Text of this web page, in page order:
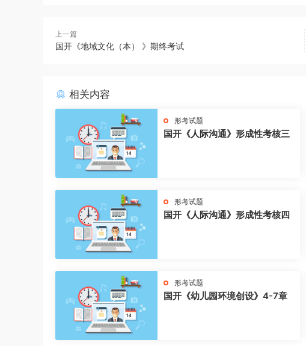
上一篇
国开《地域文化（本） 》期终考试
相关内容
形考试题
国开《人际沟通》形成性考核三
形考试题
国开《人际沟通》形成性考核四
形考试题
国开《幼儿园环境创设》4-7章